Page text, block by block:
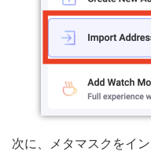
次に、メタマスクをイ